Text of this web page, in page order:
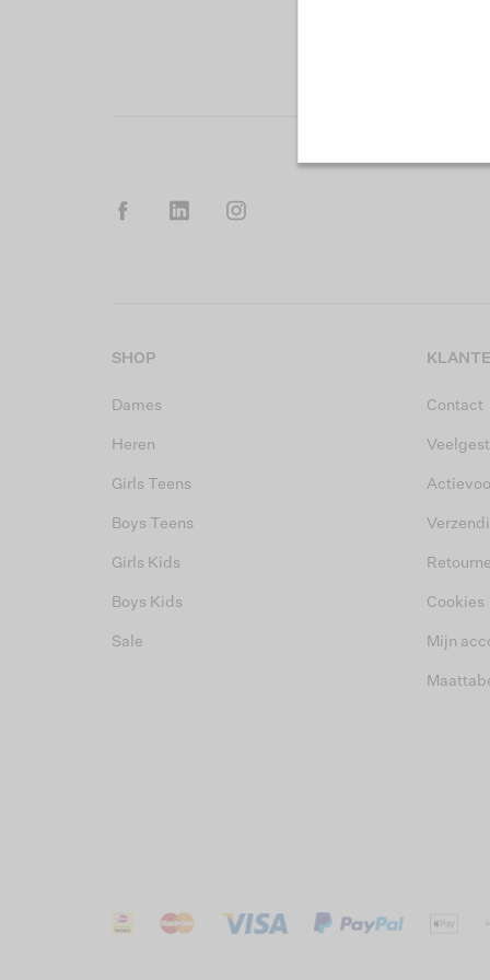
SHOP
Dames
Heren
Girls Teens
Boys Teens
Girls Kids
Boys Kids
Sale
Contact
Cookies
Mijn